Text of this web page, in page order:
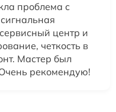
проблема с
центр и
четкость в
Мастер был
рекомендую!